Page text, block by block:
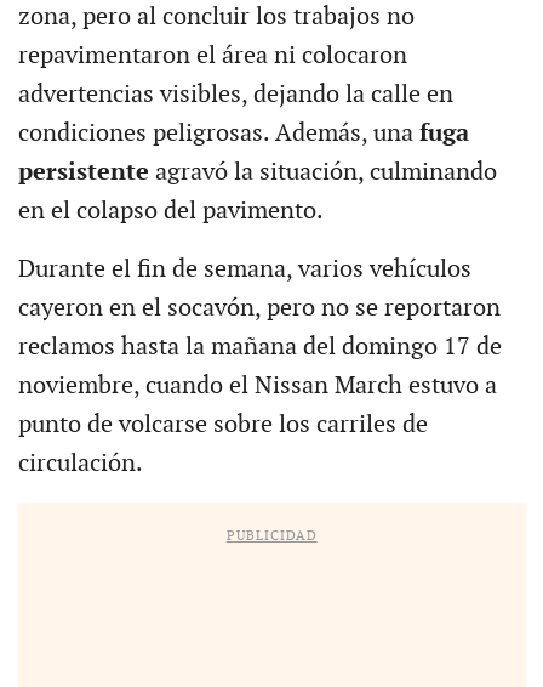
zona, pero al concluir los trabajos no
repavimentaron el área ni colocaron
advertencias visibles, dejando la calle en
condiciones peligrosas. Además, una fuga
persistente agravó la situación, culminando
en el colapso del pavimento.
Durante el fin de semana, varios vehículos
cayeron en el socavón, pero no se reportaron
reclamos hasta la mañana del domingo 17 de
noviembre, cuando el Nissan March estuvo a
punto de volcarse sobre los carriles de
circulación.
PUBLICIDAD